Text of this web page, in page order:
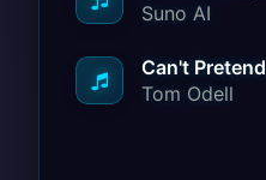
Suno AI
Can't Pretend
Tom Odell